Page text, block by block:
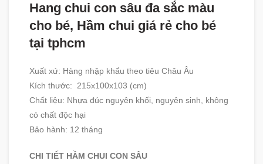
Hang chui con sâu đa sắc màu
cho bé, Hầm chui giá rẻ cho bé
tại tphcm
Xuất xứ: Hàng nhập khẩu theo tiêu Châu Âu
Kích thước: 215x100x103 (cm)
Chất liệu: Nhựa đúc nguyên khối, nguyên sinh, không
có chất độc hại
Bảo hành: 12 tháng
CHI TIẾT HẦM CHUI CON SÂU